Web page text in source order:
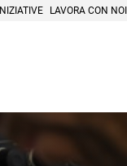
INIZIATIVE LAVORA CON NOI